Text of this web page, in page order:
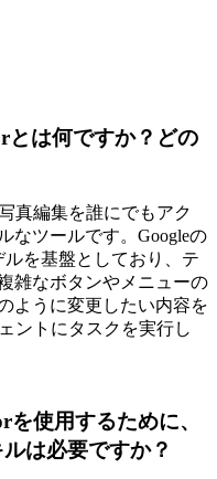
とは何ですか？どの
真編集を誰にでもアク
なツールです。Googleの
ルを基盤としており、テ
雑なボタンやメニューの
ように変更したい内容を
ントにタスクを実行し
を使用するために、
は必要ですか？